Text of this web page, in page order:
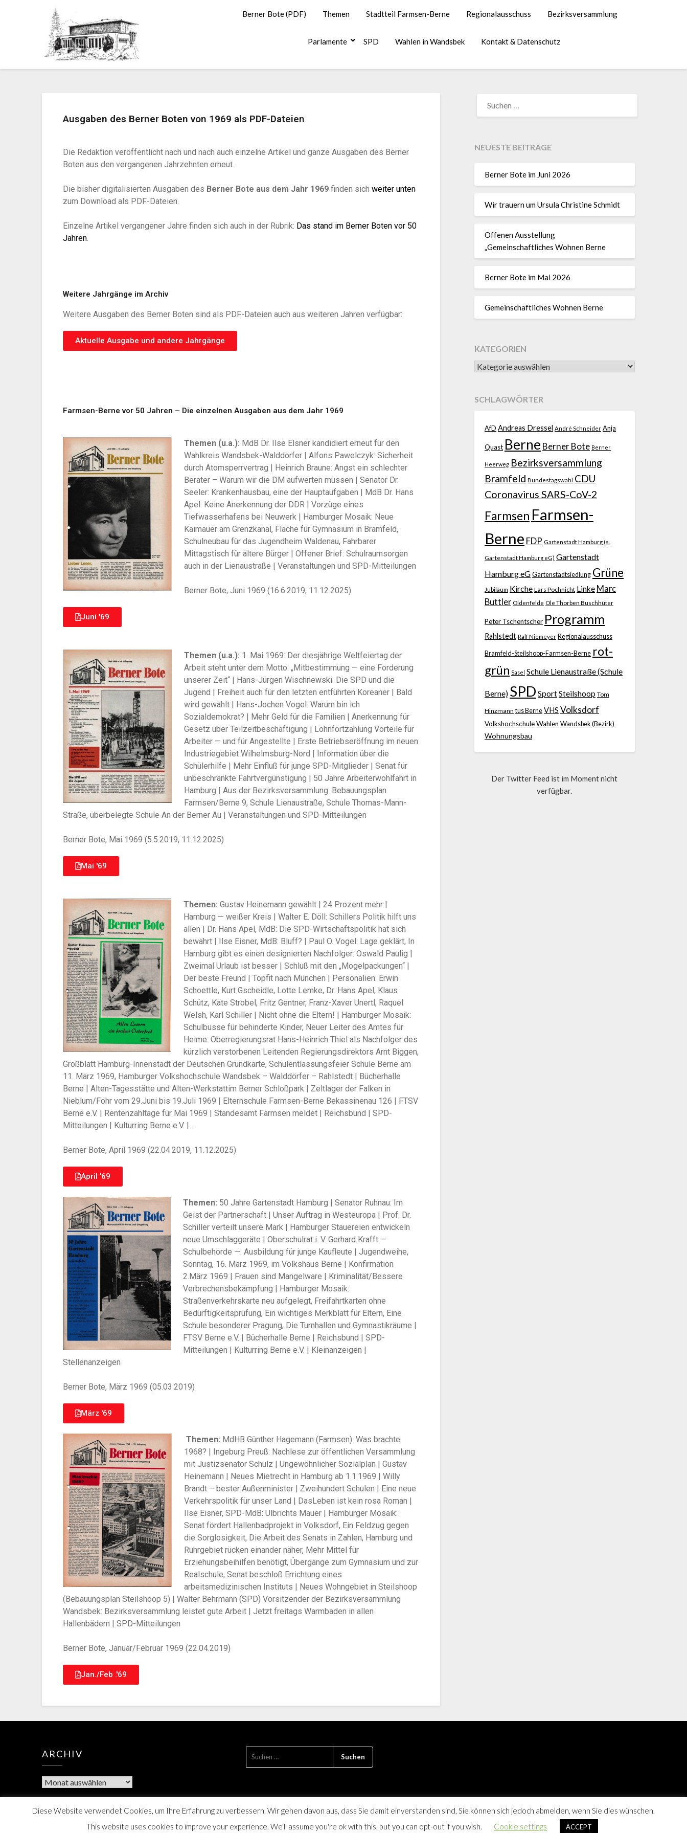
Berner Bote (PDF) Themen Stadtteil Farmsen-Berne Regionalausschuss Bezirksversammlung
Parlamente SPD Wahlen in Wandsbek Kontakt & Datenschutz
Ausgaben des Berner Boten von 1969 als PDF-Dateien
Die Redaktion veröffentlicht nach und nach auch einzelne Artikel und ganze Ausgaben des Berner
Boten aus den vergangenen Jahrzehnten erneut.
Die bisher digitalisierten Ausgaben des Berner Bote aus dem Jahr 1969 finden sichweiter unten
zum Download als PDF-Dateien.
Einzelne Artikel vergangener Jahre finden sich auch in der Rubrik: Das stand im Berner Boten vor 50
Jahren.
Weitere Jahrgänge im Archiv​
Weitere Ausgaben des Berner Boten sind als PDF-Dateien auch aus weiteren Jahren verfügbar:
Aktuelle Ausgabe und andere Jahrgänge
Farmsen-Berne vor 50 Jahren – Die einzelnen Ausgaben aus dem Jahr 1969
Themen (u.a.): MdB Dr. Ilse Elsner kandidiert erneut für den
Wahlkreis Wandsbek-Walddörfer | Alfons Pawelczyk: Sicherheit
durch Atomsperrvertrag | Heinrich Braune: Angst ein schlechter
Berater – Warum wir die DM aufwerten müssen | Senator Dr.
Seeler: Krankenhausbau, eine der Hauptaufgaben | MdB Dr. Hans
Apel: Keine Anerkennung der DDR | Vorzüge eines
Tiefwasserhafens bei Neuwerk | Hamburger Mosaik: Neue
Kaimauer am Grenzkanal, Fläche für Gymnasium in Bramfeld,
Schulneubau für das Jugendheim Waldenau, Fahrbarer
Mittagstisch für ältere Bürger | Offener Brief: Schulraumsorgen
auch in der Lienaustraße | Veranstaltungen und SPD-Mitteilungen
Berner Bote, Juni 1969 (16.6.2019, 11.12.2025)
Juni '69
Themen (u.a.): 1. Mai 1969: Der diesjährige Weltfeiertag der
Arbeit steht unter dem Motto: „Mitbestimmung — eine Forderung
unserer Zeit“ | Hans-Jürgen Wischnewski: Die SPD und die
Jugend | Freiheit auch für den letzten entführten Koreaner | Bald
wird gewählt | Hans-Jochen Vogel: Warum bin ich
Sozialdemokrat? | Mehr Geld für die Familien | Anerkennung für
Gesetz über Teilzeitbeschäftigung | Lohnfortzahlung Vorteile für
Arbeiter — und für Angestellte | Erste Betriebseröffnung im neuen
Industriegebiet Wilhelmsburg-Nord | Information über die
Schülerhilfe | Mehr Einfluß für junge SPD-Mitglieder | Senat für
unbeschränkte Fahrtvergünstigung | 50 Jahre Arbeiterwohlfahrt in
Hamburg | Aus der Bezirksversammlung: Bebauungsplan
Farmsen/Berne 9, Schule Lienaustraße, Schule Thomas-Mann-
Straße, überbelegte Schule An der Berner Au | Veranstaltungen und SPD-Mitteilungen
Berner Bote, Mai 1969 (5.5.2019, 11.12.2025)
Mai '69
Themen: Gustav Heinemann gewählt | 24 Prozent mehr |
Hamburg — weißer Kreis | Walter E. Döll: Schillers Politik hilft uns
allen | Dr. Hans Apel, MdB: Die SPD-Wirtschaftspolitik hat sich
bewährt | Ilse Eisner, MdB: Bluff? | Paul O. Vogel: Lage geklärt, In
Hamburg gibt es einen designierten Nachfolger: Oswald Paulig |
Zweimal Urlaub ist besser | Schluß mit den „Mogelpackungen“ |
Der beste Freund | Topfit nach München | Personalien: Erwin
Schoettle, Kurt Gscheidle, Lotte Lemke, Dr. Hans Apel, Klaus
Schütz, Käte Strobel, Fritz Gentner, Franz-Xaver Unertl, Raquel
Welsh, Karl Schiller | Nicht ohne die Eltern! | Hamburger Mosaik:
Schulbusse für behinderte Kinder, Neuer Leiter des Amtes für
Heime: Oberregierungsrat Hans-Heinrich Thiel als Nachfolger des
kürzlich verstorbenen Leitenden Regierungsdirektors Arnt Biggen,
Großblatt Hamburg-Innenstadt der Deutschen Grundkarte, Schulentlassungsfeier Schule Berne am
11. März 1969, Hamburger Volkshochschule Wandsbek – Walddörfer – Rahlstedt | Bücherhalle
Berne | Alten-Tagesstätte und Alten-Werkstattim Berner Schloßpark | Zeltlager der Falken in
Nieblum/Föhr vom 29.Juni bis 19.Juli 1969 | Elternschule Farmsen-Berne Bekassinenau 126 | FTSV
Berne e.V. | Rentenzahltage für Mai 1969 | Standesamt Farmsen meldet | Reichsbund | SPD-
Mitteilungen | Kulturring Berne e.V. | …
Berner Bote, April 1969 (22.04.2019, 11.12.2025)
April '69
Themen: 50 Jahre Gartenstadt Hamburg | Senator Ruhnau: Im
Geist der Partnerschaft | Unser Auftrag in Westeuropa | Prof. Dr.
Schiller verteilt unsere Mark | Hamburger Stauereien entwickeln
neue Umschlaggeräte | Oberschulrat i. V. Gerhard Krafft —
Schulbehörde —: Ausbildung für junge Kaufleute | Jugendweihe,
Sonntag, 16. März 1969, im Volkshaus Berne | Konfirmation
2.März 1969 | Frauen sind Mangelware | Kriminalität/Bessere
Verbrechensbekämpfung | Hamburger Mosaik:
Straßenverkehrskarte neu aufgelegt, Freifahrtkarten ohne
Bedürftigkeitsprüfung, Ein wichtiges Merkblatt für Eltern, Eine
Schule besonderer Prägung, Die Turnhallen und Gymnastikräume |
FTSV Berne e.V. | Bücherhalle Berne | Reichsbund | SPD-
Mitteilungen | Kulturring Berne e.V. | Kleinanzeigen |
Stellenanzeigen
Berner Bote, März 1969 (05.03.2019)
März '69
Themen: MdHB Günther Hagemann (Farmsen): Was brachte
1968? | Ingeburg Preuß: Nachlese zur öffentlichen Versammlung
mit Justizsenator Schulz | Ungewöhnlicher Sozialplan | Gustav
Heinemann | Neues Mietrecht in Hamburg ab 1.1.1969 | Willy
Brandt – bester Außenminister | Zweihundert Schulen | Eine neue
Verkehrspolitik für unser Land | DasLeben ist kein rosa Roman |
Ilse Eisner, SPD-MdB: Ulbrichts Mauer | Hamburger Mosaik:
Senat fördert Hallenbadprojekt in Volksdorf, Ein Feldzug gegen
die Sorglosigkeit, Die Arbeit des Senats in Zahlen, Hamburg und
Ruhrgebiet rücken einander näher, Mehr Mittel für
Erziehungsbeihilfen benötigt, Übergänge zum Gymnasium und zur
Realschule, Senat beschloß Errichtung eines
arbeitsmedizinischen Instituts | Neues Wohngebiet in Steilshoop
(Bebauungsplan Steilshoop 5) | Walter Behrmann (SPD) Vorsitzender der Bezirksversammlung
Wandsbek: Bezirksversammlung leistet gute Arbeit | Jetzt freitags Warmbaden in allen
Hallenbädern | SPD-Mitteilungen
Berner Bote, Januar/Februar 1969 (22.04.2019)
Jan./Feb .'69
NEUESTE BEITRÄGE
Berner Bote im Juni 2026
Wir trauern um Ursula Christine Schmidt
Offenen Ausstellung
„Gemeinschaftliches Wohnen Berne
Berner Bote im Mai 2026
Gemeinschaftliches Wohnen Berne
KATEGORIEN
SCHLAGWÖRTER
AfD Andreas Dressel André Schneider Anja
Quast Berne Berner Bote Berner
Heerweg Bezirksversammlung
Bramfeld Bundestagswahl CDU
Coronavirus SARS-CoV-2
Farmsen Farmsen-
Berne FDP Gartenstadt Hamburg (s.
Gartenstadt Hamburg eG) Gartenstadt
Hamburg eG Gartenstadtsiedlung Grüne
Jubiläum Kirche Lars Pochnicht Linke Marc
Buttler Oldenfelde Ole Thorben Buschhüter
Peter Tschentscher Programm
Rahlstedt Ralf Niemeyer Regionalausschuss
Bramfeld-Steilshoop-Farmsen-Berne rot-
grün Sasel Schule Lienaustraße (Schule
Berne) SPD SportSteilshoop Tom
Hinzmann tus Berne VHS Volksdorf
VolkshochschuleWahlen Wandsbek (Bezirk)
Wohnungsbau
Der Twitter Feed ist im Moment nicht
verfügbar.
ARCHIV
Berner Bote, die Monatszeitschrift für Farmsen-Berne und Umgebung, SPD Distrikt Berne, Hamburg
Diese Website verwendet Cookies, um Ihre Erfahrung zu verbessern. Wir gehen davon aus, dass Sie damit einverstanden sind, Sie können sich jedoch abmelden, wenn Sie dies wünschen.
This website uses cookies to improve your experience. We'll assume you're ok with this, but you can opt-out if you wish.
Cookie settings ACCEPT